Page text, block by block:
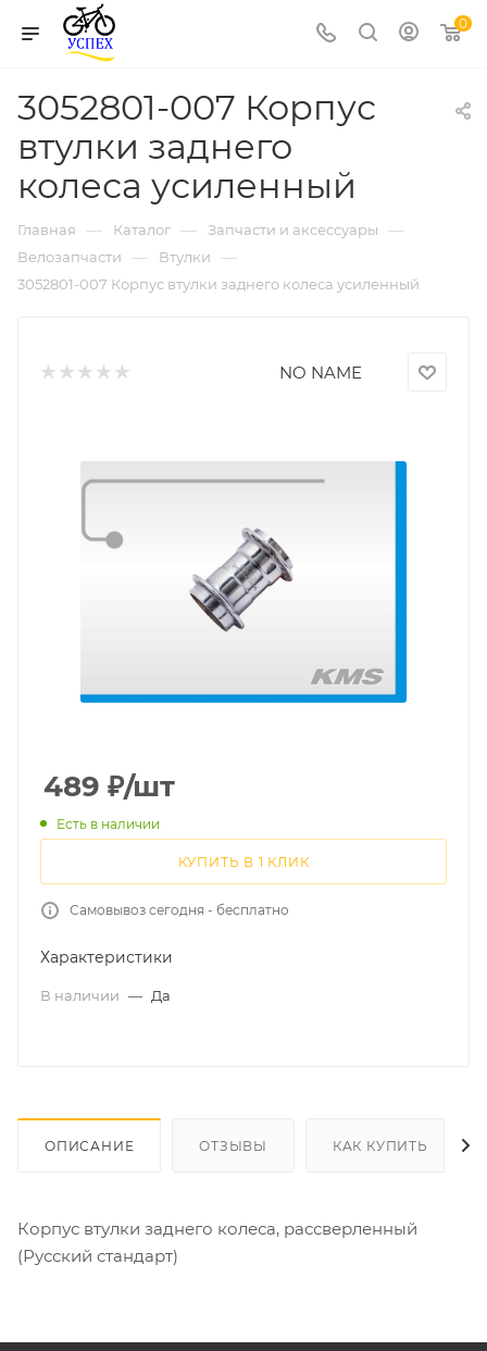
0
3052801-007 Корпус
втулки заднего
колеса усиленный
Главная — Каталог — Запчасти и аксессуары —
Велозапчасти — Втулки —
3052801-007 Корпус втулки заднего колеса усиленный
NO NAME
489 ₽/шт
Есть в наличии
КУПИТЬ В 1 КЛИК
Самовывоз сегодня - бесплатно
Характеристики
В наличии — Да
ОПИСАНИЕ ОТЗЫВЫ КАК КУПИТЬ
Корпус втулки заднего колеса, рассверленный
(Русский стандарт)